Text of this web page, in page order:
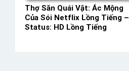
Thợ Săn Quái Vật: Ác Mộng
Của Sói Netflix Lồng Tiếng –
Status: HD Lồng Tiếng